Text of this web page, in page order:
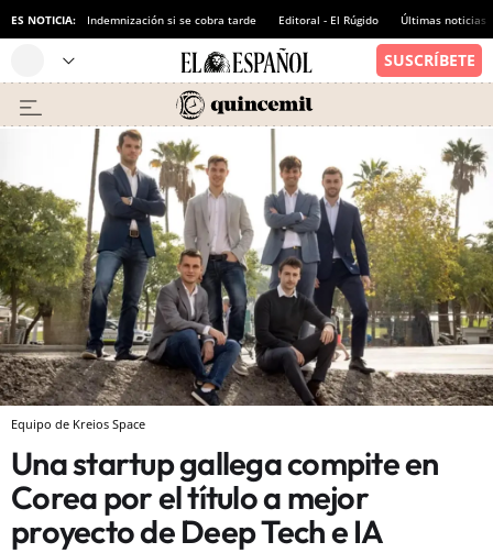
ES NOTICIA: Indemnización si se cobra tarde Editoral - El Rúgido Últimas noticias
Equipo de Kreios Space
Una startup gallega compite en
Corea por el título a mejor
proyecto de Deep Tech e IA